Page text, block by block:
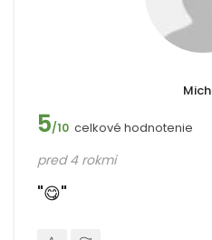
5/10 celkové hodnotenie
pred 4 rokmi
"😋"